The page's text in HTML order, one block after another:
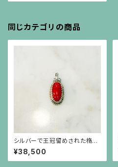
同じカテゴリの商品
シルバーで王冠留めされた楕円
形の赤珊瑚、芥子パールのペン
ダント（チェーン別）
¥38,500